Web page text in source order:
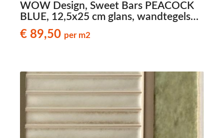
WOW Design, Sweet Bars PEACOCK
BLUE, 12,5x25 cm glans, wandtegels
met reliëf
€ 89,50 per m2